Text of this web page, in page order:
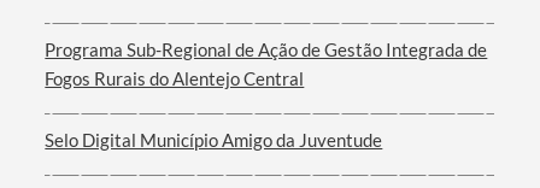
Categorias gerais
Programa Sub-Regional de Ação de Gestão Integrada de
Fogos Rurais do Alentejo Central
Selo Digital Município Amigo da Juventude